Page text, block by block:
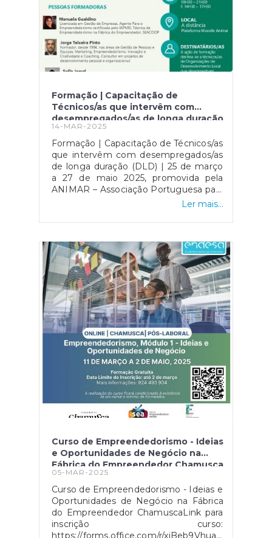
Formação | Capacitação de
Técnicos/as que intervêm com
desempregados/as de longa duração
(DLD) | 25 de março a 27 de maio
2025, promovida pela ANIMAR –
Associação Portuguesa para o
Desenvolvimento Local.
14-MAR-2025
Formação | Capacitação de Técnicos/as
que intervêm com desempregados/as
de longa duração (DLD) | 25 de março
a 27 de maio 2025, promovida pela
ANIMAR – Associação Portuguesa para
o Desenvolvimento Local.Inscrições
esclarecimento de dúvidas contacte-
Ler mais...
Curso de Empreendedorismo - Ideias
e Oportunidades de Negócio na
Fábrica do Empreendedor Chamusca
05-MAR-2025
Curso de Empreendedorismo - Ideias e
Oportunidades de Negócio na Fábrica
do Empreendedor ChamuscaLink para
inscrição curso:
https://forms.office.com/r/xiBeb9VhuaLink